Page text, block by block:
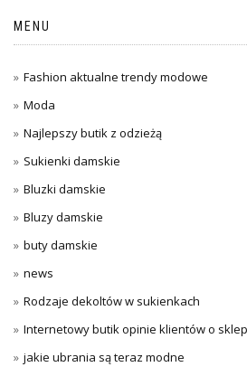
MENU
Fashion aktualne trendy modowe
Moda
Najlepszy butik z odzieżą
Sukienki damskie
Bluzki damskie
Bluzy damskie
buty damskie
news
Rodzaje dekoltów w sukienkach
Internetowy butik opinie klientów o
jakie ubrania są teraz modne